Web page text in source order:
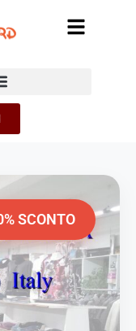
SCONTO